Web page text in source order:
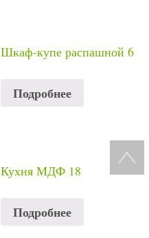
Шкаф-купе распашной 6
Подробнее
Кухня МДФ 18
Подробнее